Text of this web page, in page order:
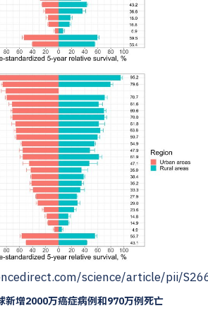
science/article/pii/
新增2000万癌症病例和970万例死亡